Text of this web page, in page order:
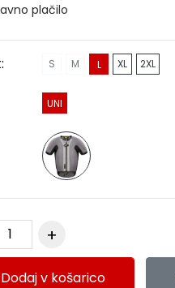
plačilo
S M L XL 2XL
UNI
Dodaj v košarico